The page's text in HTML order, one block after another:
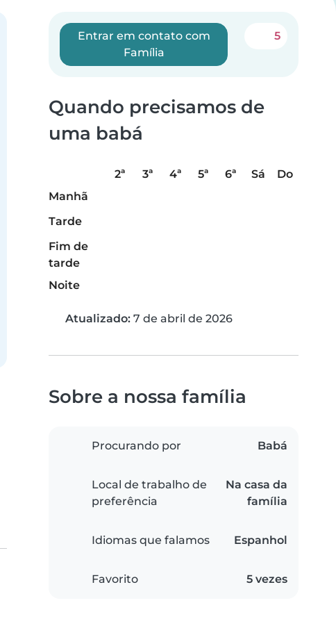
Entrar em contato com
Família
5
Quando precisamos de
uma babá
2ª 3ª 4ª 5ª 6ª Sá
Do
Manhã
Tarde
Fim de
tarde
Noite
Atualizado: 7 de abril de 2026
Sobre a nossa família
Procurando por Babá
Local de trabalho de
preferência
Na casa da
família
Idiomas que falamos Espanhol
Favorito 5 vezes